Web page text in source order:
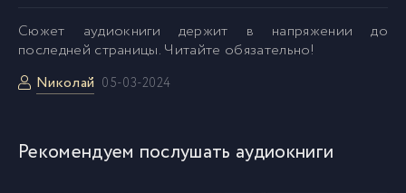
Cюжет аудиокниги держит в напряжении до
последней страницы. Читайте обязательно!
Nиколай 05-03-2024
Рекомендуем послушать аудиокниги